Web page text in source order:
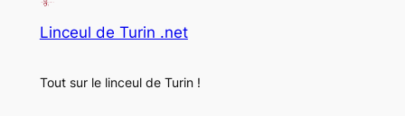
Linceul de Turin .net
Tout sur le linceul de Turin !